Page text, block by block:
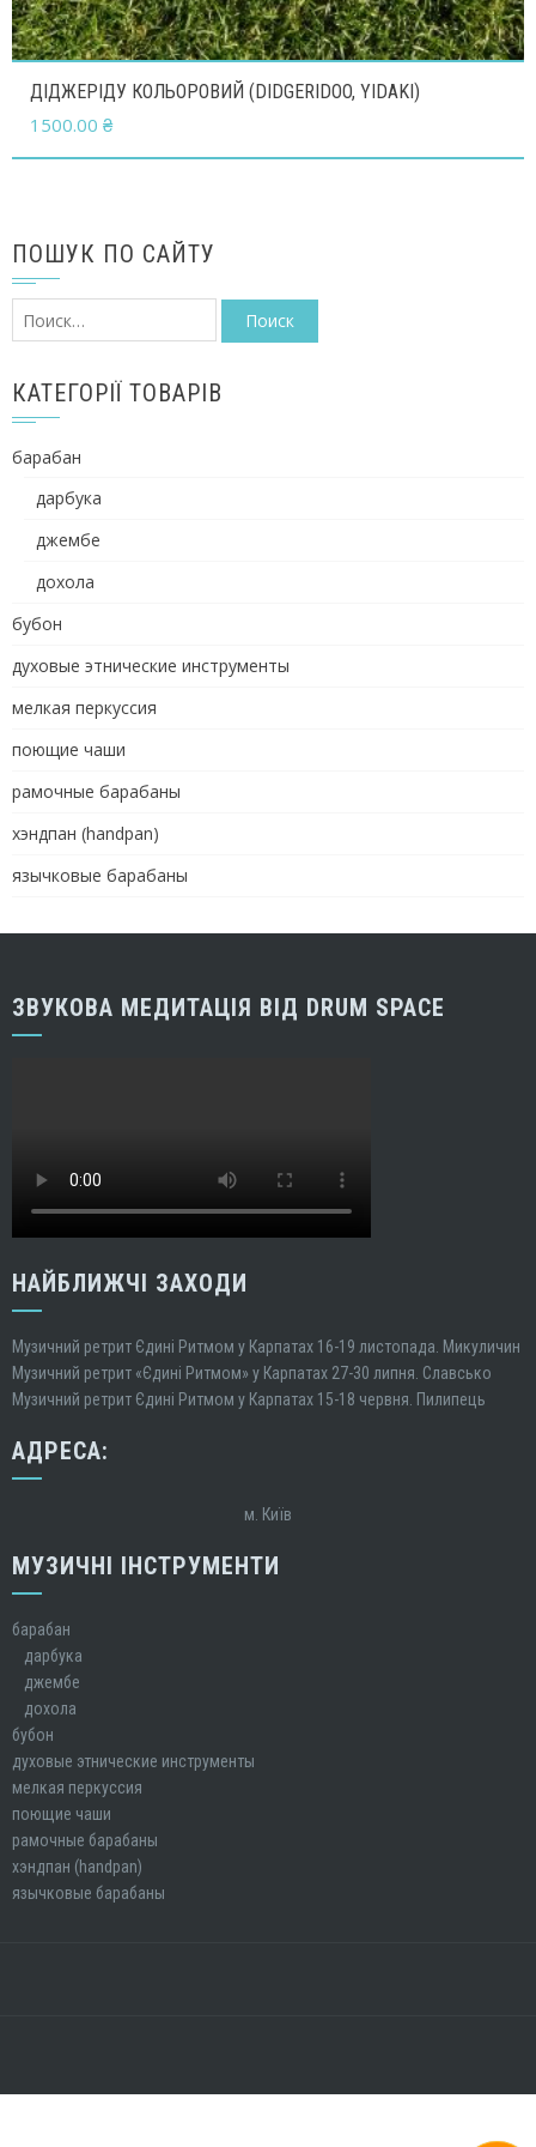
ДІДЖЕРІДУ КОЛЬОРОВИЙ (DIDGERIDOO, YIDAKI)
1500.00 ₴
ПОШУК ПО САЙТУ
Найти:
КАТЕГОРІЇ ТОВАРІВ
барабан
дарбука
джембе
дохола
бубон
духовые этнические инструменты
мелкая перкуссия
поющие чаши
рамочные барабаны
хэндпан (handpan)
язычковые барабаны
ЗВУКОВА МЕДИТАЦІЯ ВІД DRUM SPACE
НАЙБЛИЖЧІ ЗАХОДИ
Музичний ретрит Єдині Ритмом у Карпатах 16-19 листопада. Микуличин
Музичний ретрит «Єдині Ритмом» у Карпатах 27-30 липня. Славсько
Музичний ретрит Єдині Ритмом у Карпатах 15-18 червня. Пилипець
АДРЕСА:
м. Київ
МУЗИЧНІ ІНСТРУМЕНТИ
барабан
дарбука
джембе
дохола
бубон
духовые этнические инструменты
мелкая перкуссия
поющие чаши
рамочные барабаны
хэндпан (handpan)
язычковые барабаны